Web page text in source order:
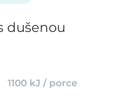
dušenou
1100 kJ / porce